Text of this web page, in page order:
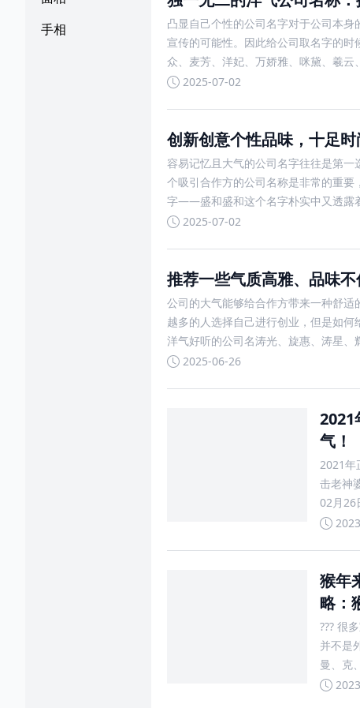
手相
凸显自己个性的公司名字对于公司本
宣传的可能性。因此给公司取名字的
众、麦芳、洋妃、万娇雅、咪黛、羲云
2025-07-02
创新创意个性品味，十足
容易记忆且大气的公司名字往往是第
个吸引合作方的公司名称是非常的重
字——盛和盛和这个名字朴实中又透露
2025-07-02
推荐一些气质高雅、品味
公司的大气能够给合作方带来一种舒
越多的人选择自己进行创业，但是如
洋气好听的公司名涛光、旋惠、涛星
2025-06-26
2021
气！
2021年
击老神
02月26
的「喜
猴年
略：
??? 很
并不是
曼、克
罗曼斯